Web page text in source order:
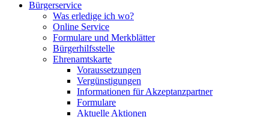
Bürgerservice
Was erledige ich wo?
Online Service
Formulare und Merkblätter
Bürgerhilfsstelle
Ehrenamtskarte
Voraussetzungen
Vergünstigungen
Informationen für Akzeptanzpartner
Formulare
Aktuelle Aktionen